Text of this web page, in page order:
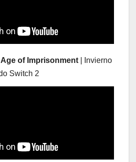
of Imprisonment | Invierno
Switch 2